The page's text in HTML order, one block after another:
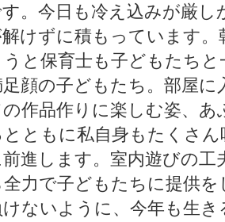
。今日も冷え込みが厳
けずに積もっています
と保育士も子どもたち
顔の子どもたち。部屋
作品作りに楽しむ姿、
とともに私自身もたくさ
進します。室内遊びの工
力で子どもたちに提供
けないように、今年も生